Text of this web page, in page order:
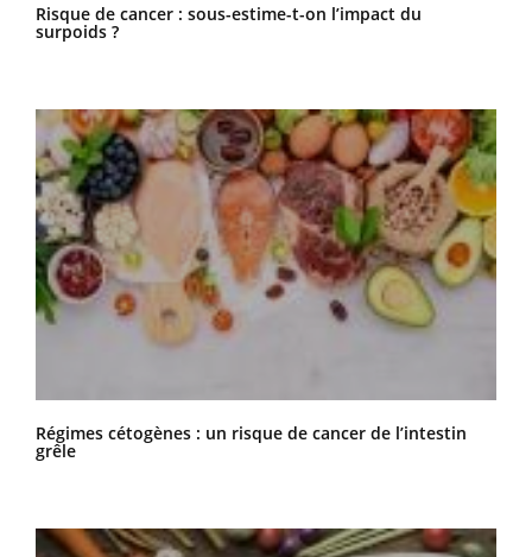
Risque de cancer : sous-estime-t-on l’impact du
surpoids ?
Régimes cétogènes : un risque de cancer de l’intestin
grêle